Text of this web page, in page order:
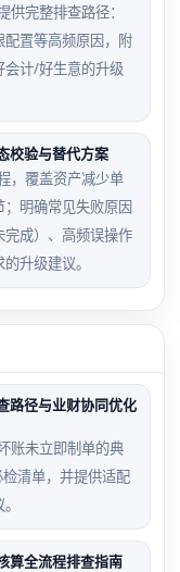
完整排查路径：
置等高频原因，附
会计/好生意的升级
校验与替代方案
，覆盖资产减少单
明确常见失败原因
完成）、高频误操作
升级建议。
路径与业财协同优化
账未立即制单的典
清单，并提供适配
算全流程排查指南